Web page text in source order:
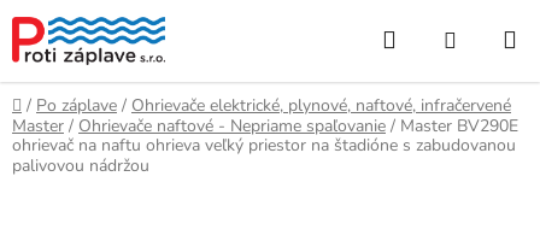
obsah
Hľadať
KOŠÍK
Domov
/ Po záplave / Ohrievače elektrické, plynové, naftové, infračervené
Master / Ohrievače naftové - Nepriame spaľovanie / Master BV290E
ohrievač na naftu ohrieva veľký priestor na štadióne s zabudovanou
palivovou nádržou